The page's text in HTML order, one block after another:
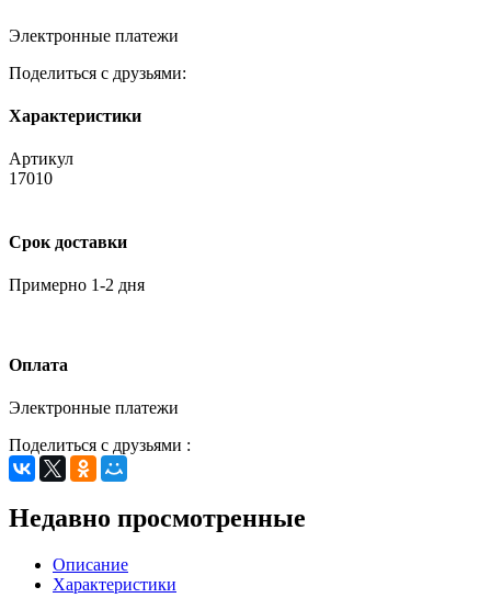
Электронные платежи
Поделиться с друзьями:
Характеристики
Артикул
17010
Срок доставки
Примерно 1-2 дня
Оплата
Электронные платежи
Поделиться с друзьями :
Недавно просмотренные
Описание
Характеристики